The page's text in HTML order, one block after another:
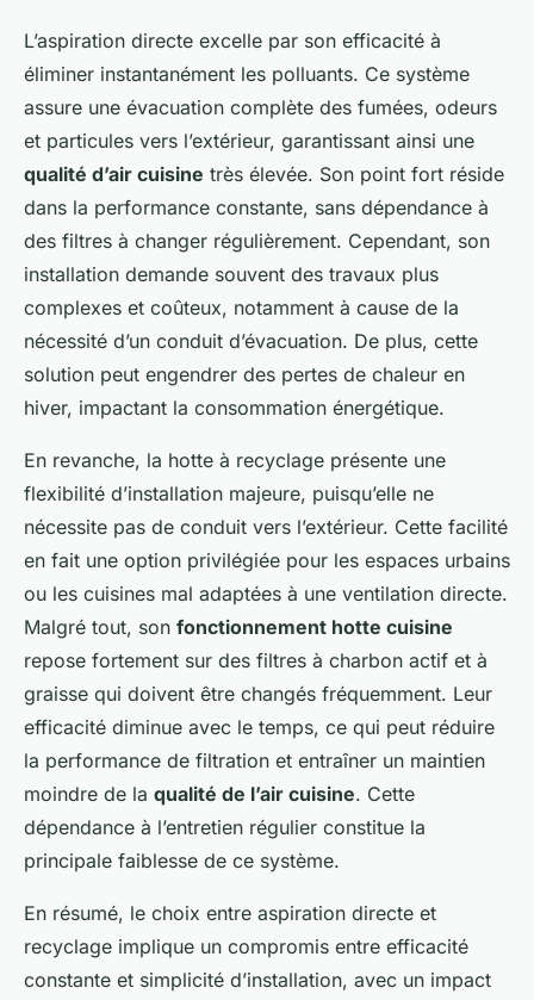
L’aspiration directe excelle par son efficacité à
éliminer instantanément les polluants. Ce système
assure une évacuation complète des fumées, odeurs
et particules vers l’extérieur, garantissant ainsi une
qualité d’air cuisine très élevée. Son point fort réside
dans la performance constante, sans dépendance à
des filtres à changer régulièrement. Cependant, son
installation demande souvent des travaux plus
complexes et coûteux, notamment à cause de la
nécessité d’un conduit d’évacuation. De plus, cette
solution peut engendrer des pertes de chaleur en
hiver, impactant la consommation énergétique.
En revanche, la hotte à recyclage présente une
flexibilité d’installation majeure, puisqu’elle ne
nécessite pas de conduit vers l’extérieur. Cette facilité
en fait une option privilégiée pour les espaces urbains
ou les cuisines mal adaptées à une ventilation directe.
Malgré tout, son fonctionnement hotte cuisine
repose fortement sur des filtres à charbon actif et à
graisse qui doivent être changés fréquemment. Leur
efficacité diminue avec le temps, ce qui peut réduire
la performance de filtration et entraîner un maintien
moindre de la qualité de l’air cuisine. Cette
dépendance à l’entretien régulier constitue la
principale faiblesse de ce système.
En résumé, le choix entre aspiration directe et
recyclage implique un compromis entre efficacité
constante et simplicité d’installation, avec un impact